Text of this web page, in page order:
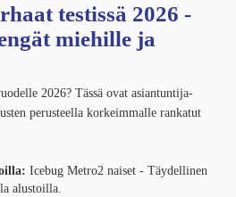
testissä 2026 -
miehille ja
2026? Tässä ovat asiantuntija-
perusteella korkeimmalle rankatut
Icebug Metro2 naiset - Täydellinen
alustoilla.